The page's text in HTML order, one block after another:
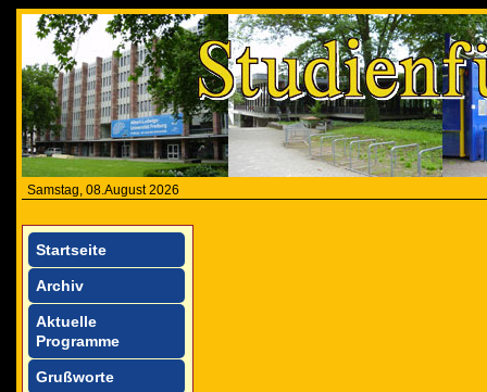
Samstag, 08.August 2026
Startseite
Archiv
Aktuelle
Programme
Grußworte